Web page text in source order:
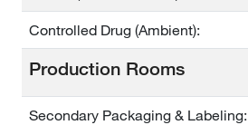
Controlled Drug (Ambient):
Production Rooms
Secondary Packaging & Labeling: